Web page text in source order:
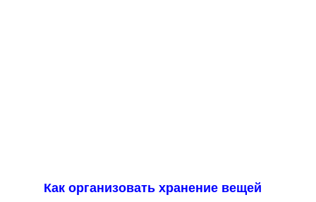
Как организовать хранение вещей